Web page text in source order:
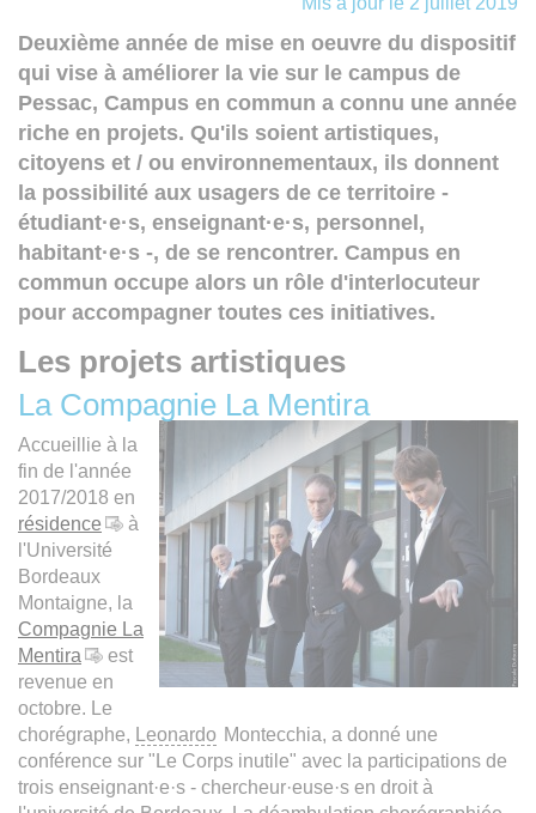
Deuxième année de mise en oeuvre du dispositif
qui vise à améliorer la vie sur le campus de
Pessac, Campus en commun a connu une année
riche en projets. Qu'ils soient artistiques,
citoyens et / ou environnementaux, ils donnent
la possibilité aux usagers de ce territoire -
étudiant·e·s, enseignant·e·s, personnel,
habitant·e·s -, de se rencontrer. Campus en
commun occupe alors un rôle d'interlocuteur
pour accompagner toutes ces initiatives.
Les projets artistiques
La Compagnie La Mentira
Accueillie à la
fin de l'année
2017/2018 en
résidence
à
l'Université
Bordeaux
Montaigne, la
Compagnie La
Mentira
est
revenue en
octobre. Le
chorégraphe,
Leonardo Montecchia, a donné une
conférence sur "Le Corps inutile" avec la participations de
trois enseignant·e·s - chercheur·euse·s en droit à